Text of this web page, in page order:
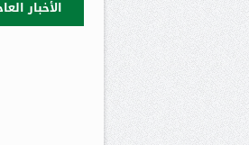
الأخبار
للبترول” و”بترومنت” يتفقدان أعمال
الصندوق العربي للطاقة من إجراء